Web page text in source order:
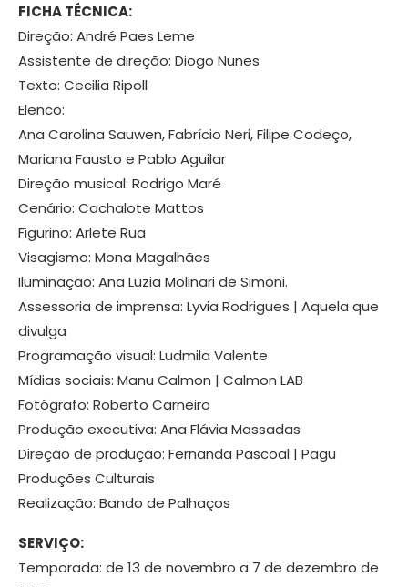
FICHA TÉCNICA:
Direção: André Paes Leme
Assistente de direção: Diogo Nunes
Texto: Cecilia Ripoll
Elenco:
Ana Carolina Sauwen, Fabrício Neri, Filipe Codeço,
Mariana Fausto e Pablo Aguilar
Direção musical: Rodrigo Maré
Cenário: Cachalote Mattos
Figurino: Arlete Rua
Visagismo: Mona Magalhães
Iluminação: Ana Luzia Molinari de Simoni.
Assessoria de imprensa: Lyvia Rodrigues | Aquela que
divulga
Programação visual: Ludmila Valente
Mídias sociais: Manu Calmon | Calmon LAB
Fotógrafo: Roberto Carneiro
Produção executiva: Ana Flávia Massadas
Direção de produção: Fernanda Pascoal | Pagu
Produções Culturais
Realização: Bando de Palhaços
SERVIÇO:
Temporada: de 13 de novembro a 7 de dezembro de